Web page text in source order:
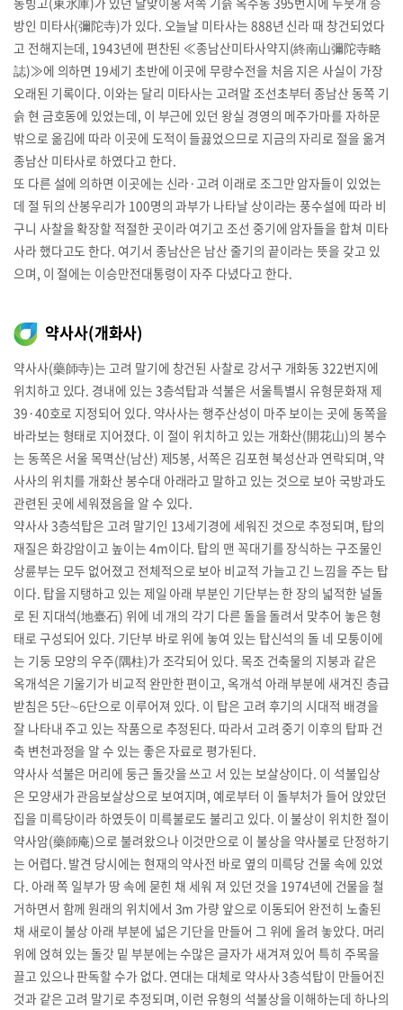
방인 미타사(彌陀寺)가 있다. 오늘날 미타사는 888년 신라 때 창건되었다
고 전해지는데, 1943년에 편찬된 ≪종남산미타사약지(終南山彌陀寺略
誌)≫에 의하면 19세기 초반에 이곳에 무량수전을 처음 지은 사실이 가장
오래된 기록이다. 이와는 달리 미타사는 고려말 조선초부터 종남산 동쪽 기
슭 현 금호동에 있었는데, 이 부근에 있던 왕실 경영의 메주가마를 자하문
밖으로 옮김에 따라 이곳에 도적이 들끓었으므로 지금의 자리로 절을 옮겨
종남산 미타사로 하였다고 한다.
또 다른 설에 의하면 이곳에는 신라·고려 이래로 조그만 암자들이 있었는
데 절 뒤의 산봉우리가 100명의 과부가 나타날 상이라는 풍수설에 따라 비
구니 사찰을 확장할 적절한 곳이라 여기고 조선 중기에 암자들을 합쳐 미타
사라 했다고도 한다. 여기서 종남산은 남산 줄기의 끝이라는 뜻을 갖고 있
으며, 이 절에는 이승만전대통령이 자주 다녔다고 한다.
약사사(개화사)
약사사(藥師寺)는 고려 말기에 창건된 사찰로 강서구 개화동 322번지에
위치하고 있다. 경내에 있는 3층석탑과 석불은 서울특별시 유형문화재 제
39·40호로 지정되어 있다. 약사사는 행주산성이 마주 보이는 곳에 동쪽을
바라보는 형태로 지어졌다. 이 절이 위치하고 있는 개화산(開花山)의 봉수
는 동쪽은 서울 목멱산(남산) 제5봉, 서쪽은 김포현 북성산과 연락되며, 약
사사의 위치를 개화산 봉수대 아래라고 말하고 있는 것으로 보아 국방과도
관련된 곳에 세워졌음을 알 수 있다.
약사사 3층석탑은 고려 말기인 13세기경에 세워진 것으로 추정되며, 탑의
재질은 화강암이고 높이는 4m이다. 탑의 맨 꼭대기를 장식하는 구조물인
상륜부는 모두 없어졌고 전체적으로 보아 비교적 가늘고 긴 느낌을 주는 탑
이다. 탑을 지탱하고 있는 제일 아래 부분인 기단부는 한 장의 넓적한 널돌
로 된 지대석(地臺石) 위에 네 개의 각기 다른 돌을 돌려서 맞추어 놓은 형
태로 구성되어 있다. 기단부 바로 위에 놓여 있는 탑신석의 돌 네 모퉁이에
는 기둥 모양의 우주(隅柱)가 조각되어 있다. 목조 건축물의 지붕과 같은
옥개석은 기울기가 비교적 완만한 편이고, 옥개석 아래 부분에 새겨진 층급
받침은 5단∼6단으로 이루어져 있다. 이 탑은 고려 후기의 시대적 배경을
잘 나타내 주고 있는 작품으로 추정된다. 따라서 고려 중기 이후의 탑파 건
축 변천과정을 알 수 있는 좋은 자료로 평가된다.
약사사 석불은 머리에 둥근 돌갓을 쓰고 서 있는 보살상이다. 이 석불입상
은 모양새가 관음보살상으로 보여지며, 예로부터 이 돌부처가 들어 앉았던
집을 미륵당이라 하였듯이 미륵불로도 불리고 있다. 이 불상이 위치한 절이
약사암(藥師庵)으로 불려왔으나 이것만으로 이 불상을 약사불로 단정하기
는 어렵다. 발견 당시에는 현재의 약사전 바로 옆의 미륵당 건물 속에 있었
다. 아래 쪽 일부가 땅 속에 묻힌 채 세워 져 있던 것을 1974년에 건물을 철
거하면서 함께 원래의 위치에서 3m 가량 앞으로 이동되어 완전히 노출된
채 새로이 불상 아래 부분에 넓은 기단을 만들어 그 위에 올려 놓았다. 머리
위에 얹혀 있는 돌갓 밑 부분에는 수많은 글자가 새겨져 있어 특히 주목을
끌고 있으나 판독할 수가 없다. 연대는 대체로 약사사 3층석탑이 만들어진
것과 같은 고려 말기로 추정되며, 이런 유형의 석불상을 이해하는데 하나의